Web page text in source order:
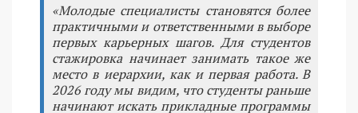
«Молодые специалисты становятся более
практичными и ответственными в выборе
первых карьерных шагов. Для студентов
стажировка начинает занимать такое же
место в иерархии, как и первая работа. В
2026 году мы видим, что студенты раньше
начинают искать прикладные программы